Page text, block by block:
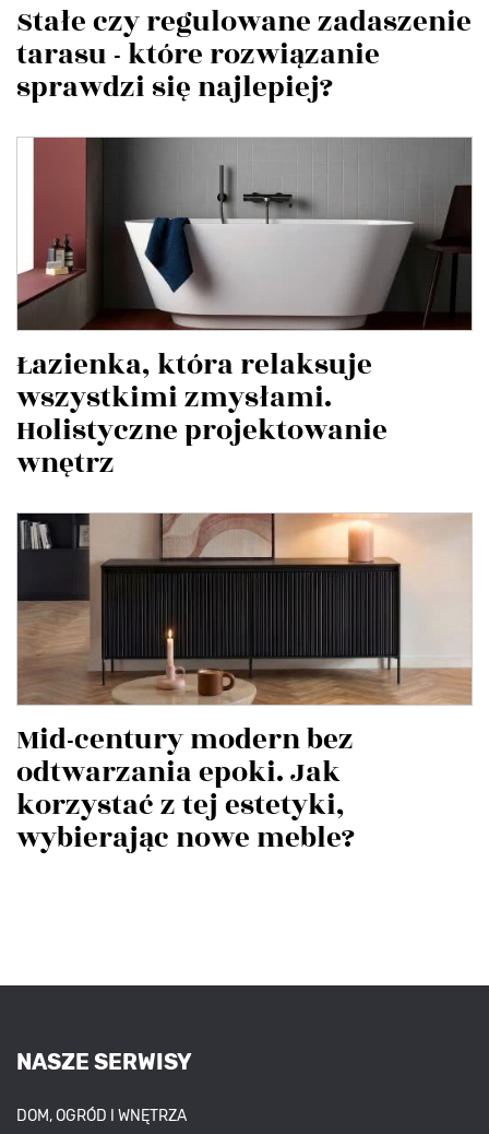
Stałe czy regulowane zadaszenie
tarasu - które rozwiązanie
sprawdzi się najlepiej?
Łazienka, która relaksuje
wszystkimi zmysłami.
Holistyczne projektowanie
wnętrz
Mid-century modern bez
odtwarzania epoki. Jak
korzystać z tej estetyki,
wybierając nowe meble?
NASZE SERWISY
DOM, OGRÓD I WNĘTRZA